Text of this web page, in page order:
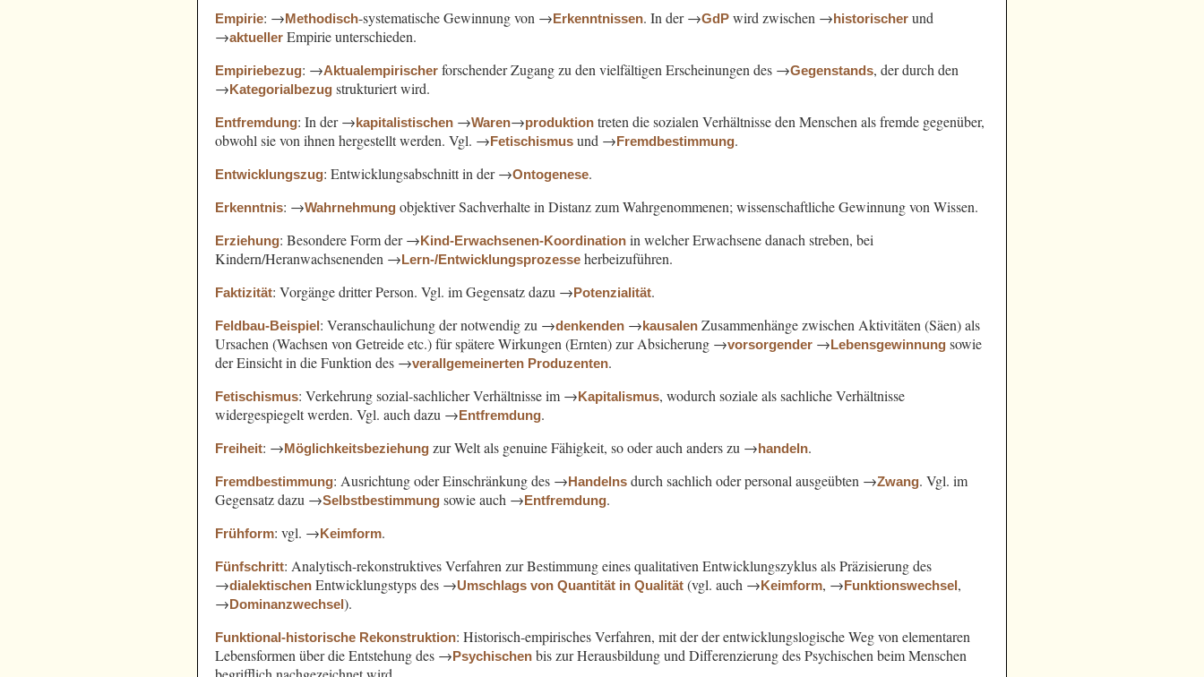
Empirie: →Methodisch-systematische Gewinnung von →Erkenntnissen. In der →GdP wird zwischen →historischer und
→aktueller Empirie unterschieden.
Empiriebezug: →Aktualempirischer forschender Zugang zu den vielfältigen Erscheinungen des →Gegenstands, der durch den
→Kategorialbezug strukturiert wird.
Entfremdung: In der →kapitalistischen →Waren→produktion treten die sozialen Verhältnisse den Menschen als fremde gegenüber,
obwohl sie von ihnen hergestellt werden. Vgl. →Fetischismus und →Fremdbestimmung.
Entwicklungszug: Entwicklungsabschnitt in der →Ontogenese.
Erkenntnis: →Wahrnehmung objektiver Sachverhalte in Distanz zum Wahrgenommenen; wissenschaftliche Gewinnung von Wissen.
Erziehung: Besondere Form der →Kind-Erwachsenen-Koordination in welcher Erwachsene danach streben, bei
Kindern/Heranwachsenenden →Lern-/Entwicklungsprozesse herbeizuführen.
Faktizität: Vorgänge dritter Person. Vgl. im Gegensatz dazu →Potenzialität.
Feldbau-Beispiel: Veranschaulichung der notwendig zu →denkenden →kausalen Zusammenhänge zwischen Aktivitäten (Säen) als
Ursachen (Wachsen von Getreide etc.) für spätere Wirkungen (Ernten) zur Absicherung →vorsorgender →Lebensgewinnung sowie
der Einsicht in die Funktion des →verallgemeinerten Produzenten.
Fetischismus: Verkehrung sozial-sachlicher Verhältnisse im →Kapitalismus, wodurch soziale als sachliche Verhältnisse
widergespiegelt werden. Vgl. auch dazu →Entfremdung.
Freiheit: →Möglichkeitsbeziehung zur Welt als genuine Fähigkeit, so oder auch anders zu →handeln.
Fremdbestimmung: Ausrichtung oder Einschränkung des →Handelns durch sachlich oder personal ausgeübten →Zwang. Vgl. im
Gegensatz dazu →Selbstbestimmung sowie auch →Entfremdung.
Frühform: vgl. →Keimform.
Fünfschritt: Analytisch-rekonstruktives Verfahren zur Bestimmung eines qualitativen Entwicklungszyklus als Präzisierung des
→dialektischen Entwicklungstyps des →Umschlags von Quantität in Qualität (vgl. auch →Keimform, →Funktionswechsel,
→Dominanzwechsel).
Funktional-historische Rekonstruktion: Historisch-empirisches Verfahren, mit der der entwicklungslogische Weg von elementaren
Lebensformen über die Entstehung des →Psychischen bis zur Herausbildung und Differenzierung des Psychischen beim Menschen